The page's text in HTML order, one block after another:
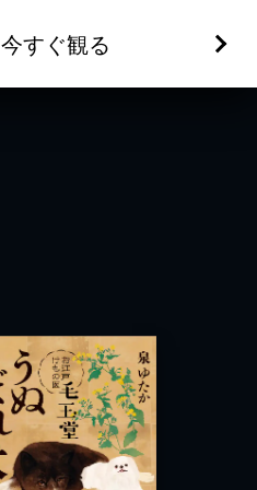
今すぐ観る